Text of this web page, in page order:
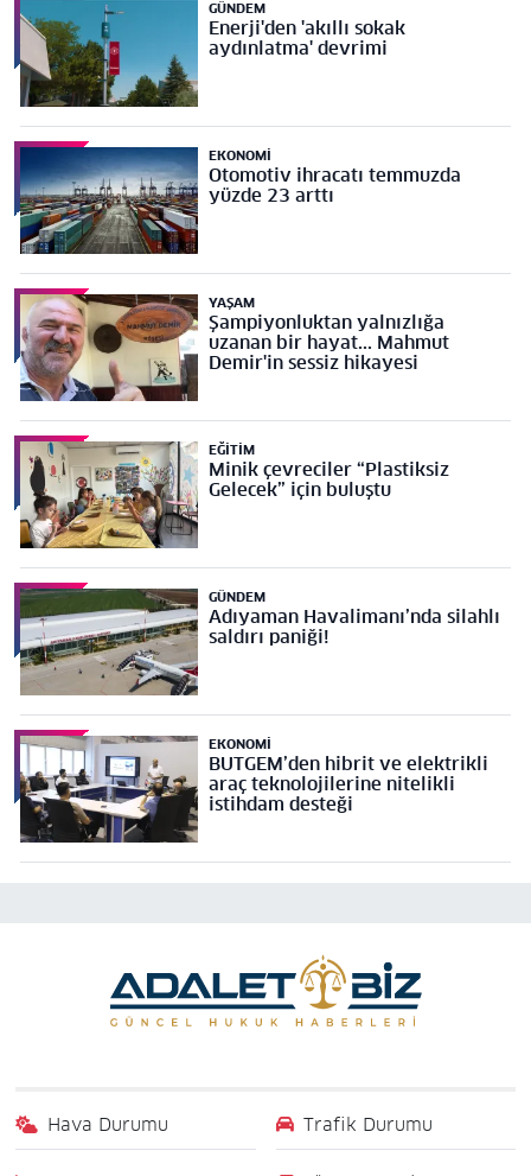
GÜNDEM
Enerji'den 'akıllı sokak
aydınlatma' devrimi
EKONOMI
Otomotiv ihracatı temmuzda
yüzde 23 arttı
YAŞAM
Şampiyonluktan yalnızlığa
uzanan bir hayat... Mahmut
Demir'in sessiz hikayesi
EĞITIM
Minik çevreciler “Plastiksiz
Gelecek” için buluştu
GÜNDEM
Adıyaman Havalimanı’nda silahlı
saldırı paniği!
EKONOMI
BUTGEM’den hibrit ve elektrikli
araç teknolojilerine nitelikli
istihdam desteği
Hava Durumu Trafik Durumu